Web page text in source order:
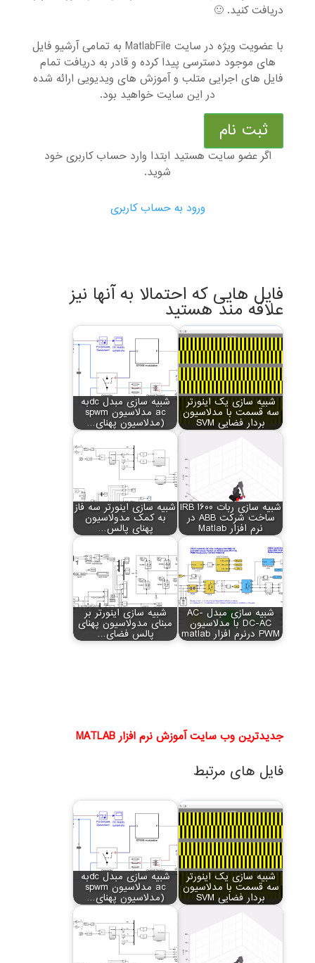
دریافت کنید. 🙂
با عضویت ویژه در سایت MatlabFile به تمامی آرشیو فایل
های موجود دسترسی پیدا کرده و قادر به دریافت تمام
فایل های اجرایی متلب و آموزش های ویدیویی ارائه شده
در این سایت خواهید بود.
ثبت نام
اگر عضو سایت هستید ابتدا وارد حساب کاربری خود
شوید.
ورود به حساب کاربری
فایل هایی که احتمالا به آنها نیز
علاقه مند هستید
شبیه سازی یک اینورتر
سه قسمت با مدلاسیون
بردار فضایی SVM
شبیه سازی مبدل dcبه
ac مدلاسیون spwm
(مدلاسیون پهنای…
شبیه سازی ربات IRB 1600
ساخت شرکت ABB در
نرم افزار Matlab
شبیه سازی اینورتر سه فاز
به کمک مدولاسیون
پهنای پالس…
شبیه سازی مبدل AC-
DC-AC با مدلاسیون
PWM درنرم افزار matlab
شبیه سازی اینورتر بر
مبنای مدولاسیون پهنای
پالس فضای…
جدیدترین وب سایت آموزش نرم افزار MATLAB
فایل های مرتبط
شبیه سازی یک اینورتر
سه قسمت با مدلاسیون
بردار فضایی SVM
شبیه سازی مبدل dcبه
ac مدلاسیون spwm
(مدلاسیون پهنای…